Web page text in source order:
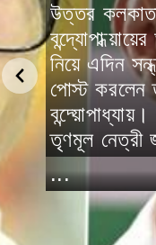
উত্তর
নিয়ে এদিন
পোস্ট করলেন
তৃণমূল নেত্রী
...